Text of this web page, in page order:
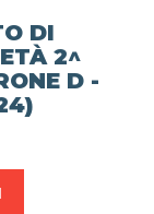
DI
2^
D -